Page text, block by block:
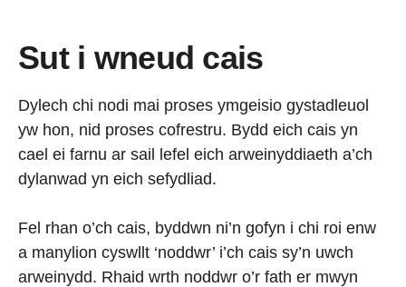
Sut i wneud cais
Dylech chi nodi mai proses ymgeisio gystadleuol
yw hon, nid proses cofrestru. Bydd eich cais yn
cael ei farnu ar sail lefel eich arweinyddiaeth a’ch
dylanwad yn eich sefydliad.
Fel rhan o’ch cais, byddwn ni’n gofyn i chi roi enw
a manylion cyswllt ‘noddwr’ i’ch cais sy’n uwch
arweinydd. Rhaid wrth noddwr o’r fath er mwyn